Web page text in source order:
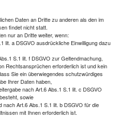
Daten an Dritte zu anderen als den im
findet nicht statt.
nur an Dritte weiter, wenn:
lit. a DSGVO ausdrückliche Einwilligung dazu
S.1 lit. f DSGVO zur Geltendmachung,
Rechtsansprüchen erforderlich ist und kein
Sie ein überwiegendes schutzwürdiges
Ihrer Daten haben,
nach Art.6 Abs.1 S.1 lit. c DSGVO
sowie
nach Art.6 Abs.1 S.1 lit. b DSGVO für die
mit Ihnen erforderlich ist.